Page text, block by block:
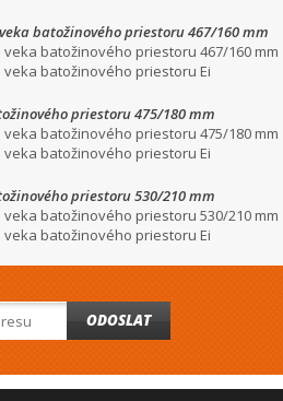
batožinového priestoru 467/160 mm
batožinového priestoru 467/160 mm
batožinového priestoru Ei
priestoru 475/180 mm
batožinového priestoru 475/180 mm
batožinového priestoru Ei
priestoru 530/210 mm
batožinového priestoru 530/210 mm
batožinového priestoru Ei
ODOSLAT